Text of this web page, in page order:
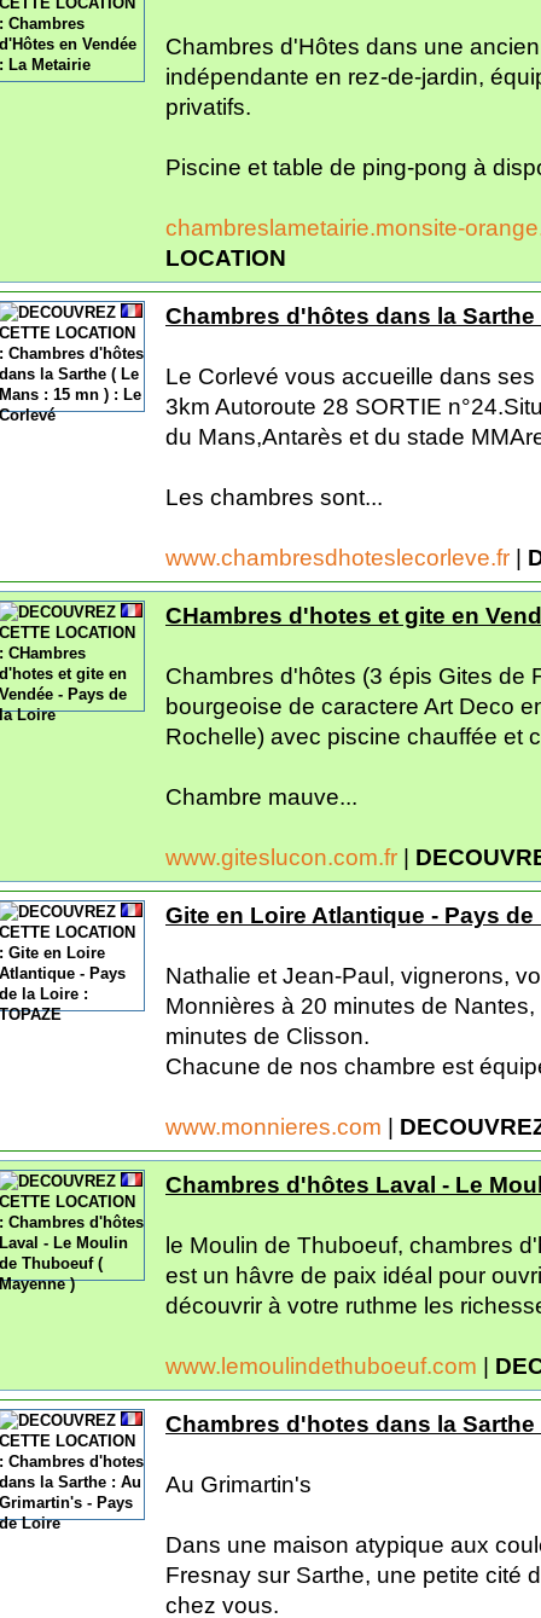
Chambres d'Hôtes dans une
indépendante en rez-de-jardin,
privatifs.
Piscine et table de ping-pong à
chambreslametairie.monsite-
LOCATION
Chambres d'hôtes dans la
Le Corlevé vous accueille dans
3km Autoroute 28 SORTIE
du Mans,Antarès et du stade
Les chambres sont...
www.chambresdhoteslecorleve.fr |
CHambres d'hotes et gite en
Chambres d'hôtes (3 épis Gites de
bourgeoise de caractere Art Deco
Rochelle) avec piscine chauffée et
Chambre mauve...
www.giteslucon.com.fr |
Gite en Loire Atlantique - Pays de
Nathalie et Jean-Paul, vignerons,
Monnières à 20 minutes de
minutes de Clisson.
Chacune de nos chambre est
www.monnieres.com |
Chambres d'hôtes Laval - Le
le Moulin de Thuboeuf, chambres
est un hâvre de paix idéal pour
découvrir à votre ruthme les
www.lemoulindethuboeuf.com |
Chambres d'hotes dans la
Au Grimartin's
Dans une maison atypique aux
Fresnay sur Sarthe, une petite cité
chez vous.